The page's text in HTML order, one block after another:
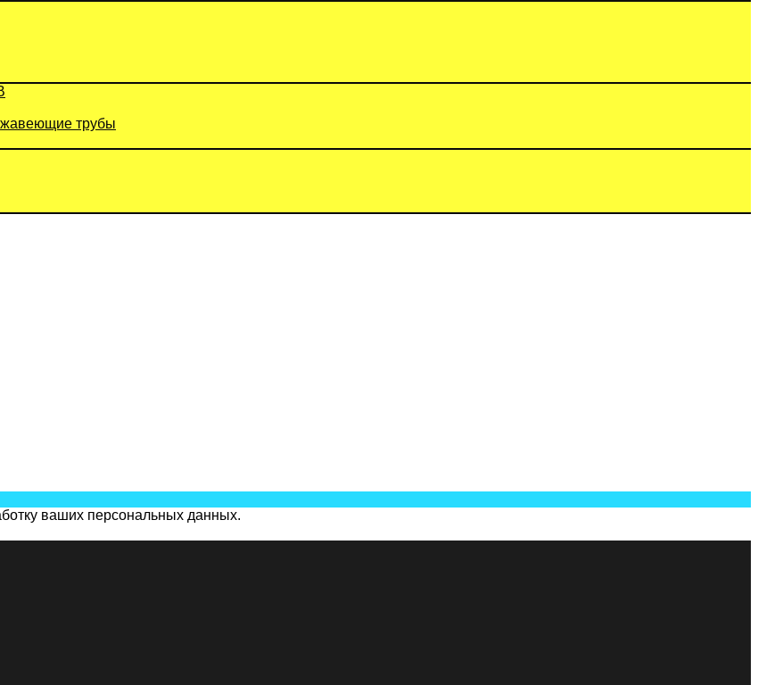
трубы
ваших персональных данных.